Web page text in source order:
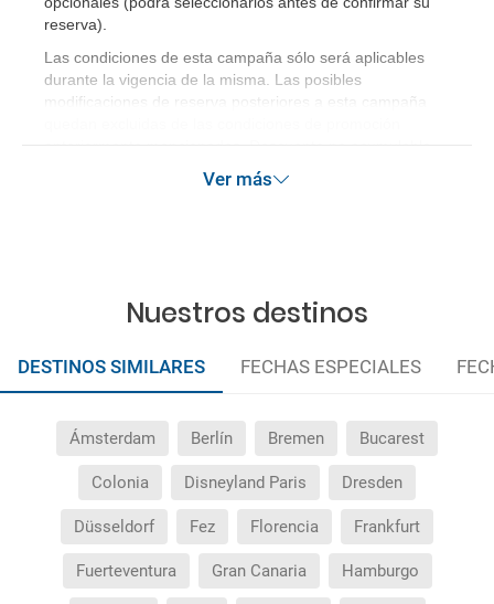
reserva)
Las condiciones de esta campaña sólo será aplicables
durante la vigencia de la misma. Las posibles
modificaciones de reserva posteriores a esta campaña
Ver más
Nuestros destinos
DESTINOS SIMILARES FECHAS ESPECIALES
Ámsterdam Berlín Bremen Bucarest
Colonia Disneyland Paris Dresden
Düsseldorf Fez Florencia Frankfurt
Fuerteventura Gran Canaria Hamburgo